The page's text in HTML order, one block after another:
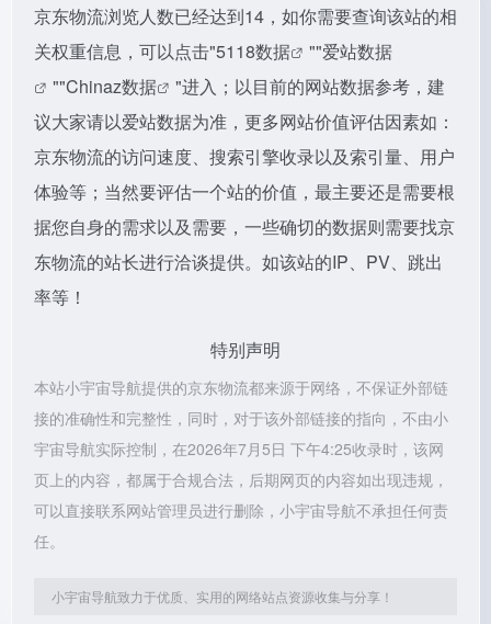
京东物流浏览人数已经达到14，如你需要查询该站的相
关权重信息，可以点击"5118数据 ""爱站数据
""Chinaz数据
"进入；以目前的网站数据参考，建
议大家请以爱站数据为准，更多网站价值评估因素如：
京东物流的访问速度、搜索引擎收录以及索引量、用户
体验等；当然要评估一个站的价值，最主要还是需要根
据您自身的需求以及需要，一些确切的数据则需要找京
东物流的站长进行洽谈提供。如该站的IP、PV、跳出
率等！
特别声明
本站小宇宙导航提供的京东物流都来源于网络，不保证外部链
接的准确性和完整性，同时，对于该外部链接的指向，不由小
宇宙导航实际控制，在2026年7月5日 下午4:25收录时，该网
页上的内容，都属于合规合法，后期网页的内容如出现违规，
可以直接联系网站管理员进行删除，小宇宙导航不承担任何责
任。
小宇宙导航致力于优质、实用的网络站点资源收集与分享！